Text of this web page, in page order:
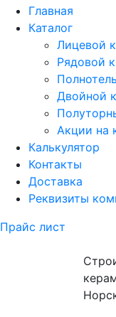
Главная
Каталог
Лицевой
Рядовой
Двойной
Акции на
Калькулятор
Контакты
Доставка
Реквизиты
Прайс лист